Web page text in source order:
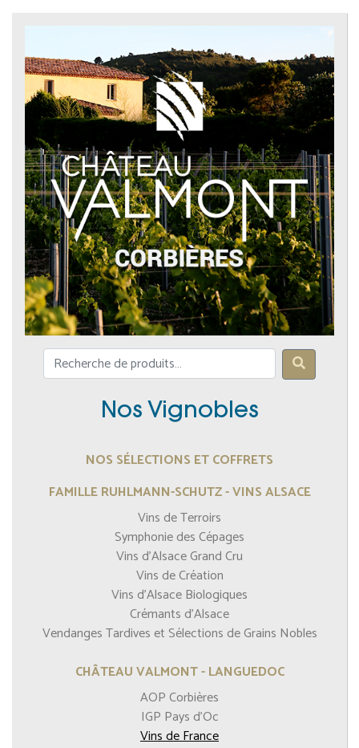
Nos Vignobles
NOS SÉLECTIONS ET COFFRETS
FAMILLE RUHLMANN-SCHUTZ - VINS ALSACE
Vins de Terroirs
Symphonie des Cépages
Vins d'Alsace Grand Cru
Vins de Création
Vins d'Alsace Biologiques
Crémants d'Alsace
Vendanges Tardives et Sélections de Grains Nobles
CHÂTEAU VALMONT - LANGUEDOC
AOP Corbières
IGP Pays d'Oc
Vins de France